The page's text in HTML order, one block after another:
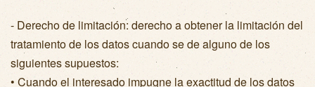
- Derecho de limitación: derecho a obtener la limitación del
tratamiento de los datos cuando se de alguno de los
siguientes supuestos:
• Cuando el interesado impugne la exactitud de los datos